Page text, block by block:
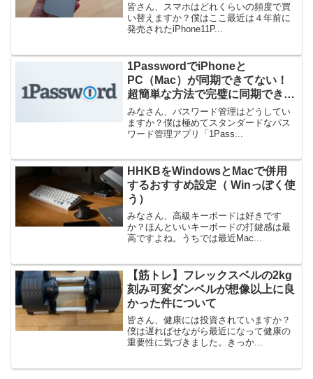
皆さん、スマホはどれくらいの頻度で買
い替えますか？僕はここ最近は４年前に
発売されたiPhone11P...
1PasswordでiPhoneと
PC（Mac）が同期できてない！
超簡単な方法で完璧に同期できた
話
みなさん、パスワード管理はどうしてい
ますか？僕は極めてスタンダードなパス
ワード管理アプリ「1Pass...
HHKBをWindowsとMacで併用
するおすすめ設定（ Winっぽく使
う）
みなさん、高級キーボードは好きです
か？ほんといいキーボードの打鍵感は最
高ですよね。うちでは最近Mac...
【筋トレ】フレックスベルの2kg
刻み可変ダンベルが想像以上に良
かった件について
皆さん、健康には投資されていますか？
僕は遅ればせながら最近になって健康の
重要性に気づきました。きっか...